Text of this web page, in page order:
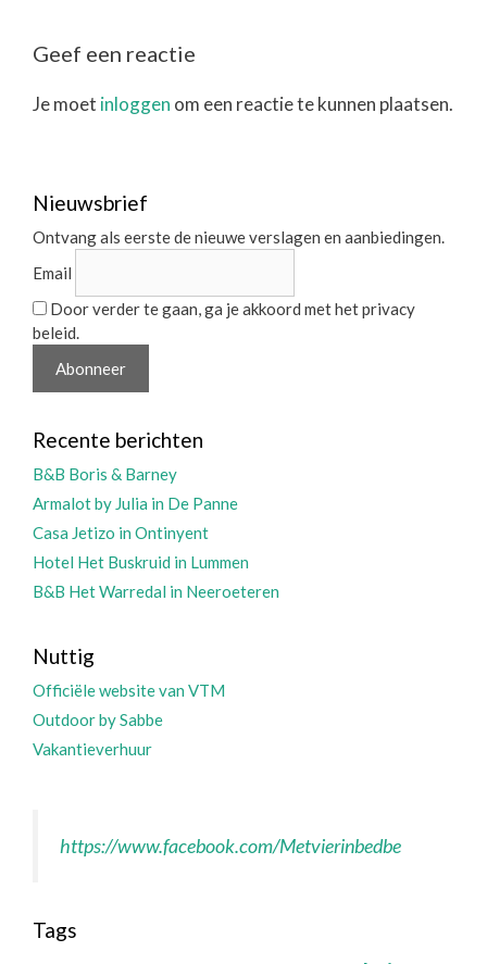
Geef een reactie
Je moet inloggen om een reactie te kunnen plaatsen.
Nieuwsbrief
Ontvang als eerste de nieuwe verslagen en aanbiedingen.
Email
Door verder te gaan, ga je akkoord met het privacy
beleid.
Recente berichten
B&B Boris & Barney
Armalot by Julia in De Panne
Casa Jetizo in Ontinyent
Hotel Het Buskruid in Lummen
B&B Het Warredal in Neeroeteren
Nuttig
Officiële website van VTM
Outdoor by Sabbe
Vakantieverhuur
https://www.facebook.com/Metvierinbedbe
Tags